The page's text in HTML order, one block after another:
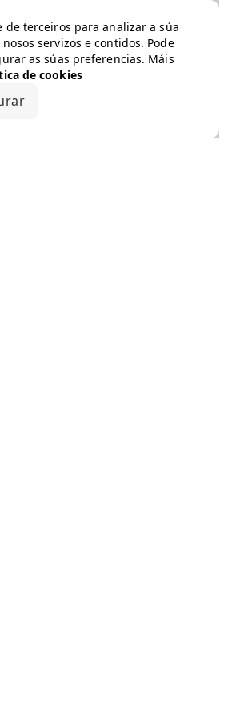
de terceiros para analizar a súa
servizos e contidos. Pode
as súas preferencias. Máis
de cookies